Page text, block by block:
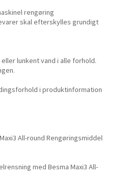
rengøring
skal efterskylles grundigt
lunkent vand i alle forhold.
i produktinformation
All-round Rengøringsmiddel
med Besma Maxi3 All-